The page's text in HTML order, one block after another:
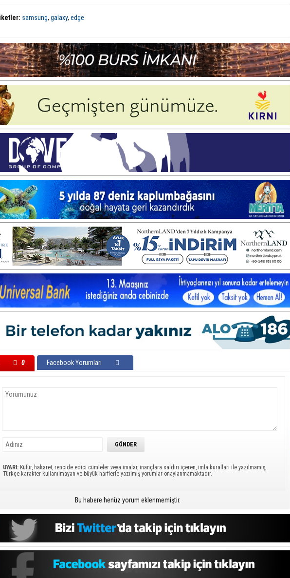
samsung, galaxy, edge
0 Facebook Yorumları
UYARI: Küfür, hakaret, rencide edici cümleler veya imalar, inançlara saldırı içeren, imla kuralları ile yazılmamış,
Türkçe karakter kullanılmayan ve büyük harflerle yazılmış yorumlar onaylanmamaktadır.
Bu habere henüz yorum eklenmemiştir.